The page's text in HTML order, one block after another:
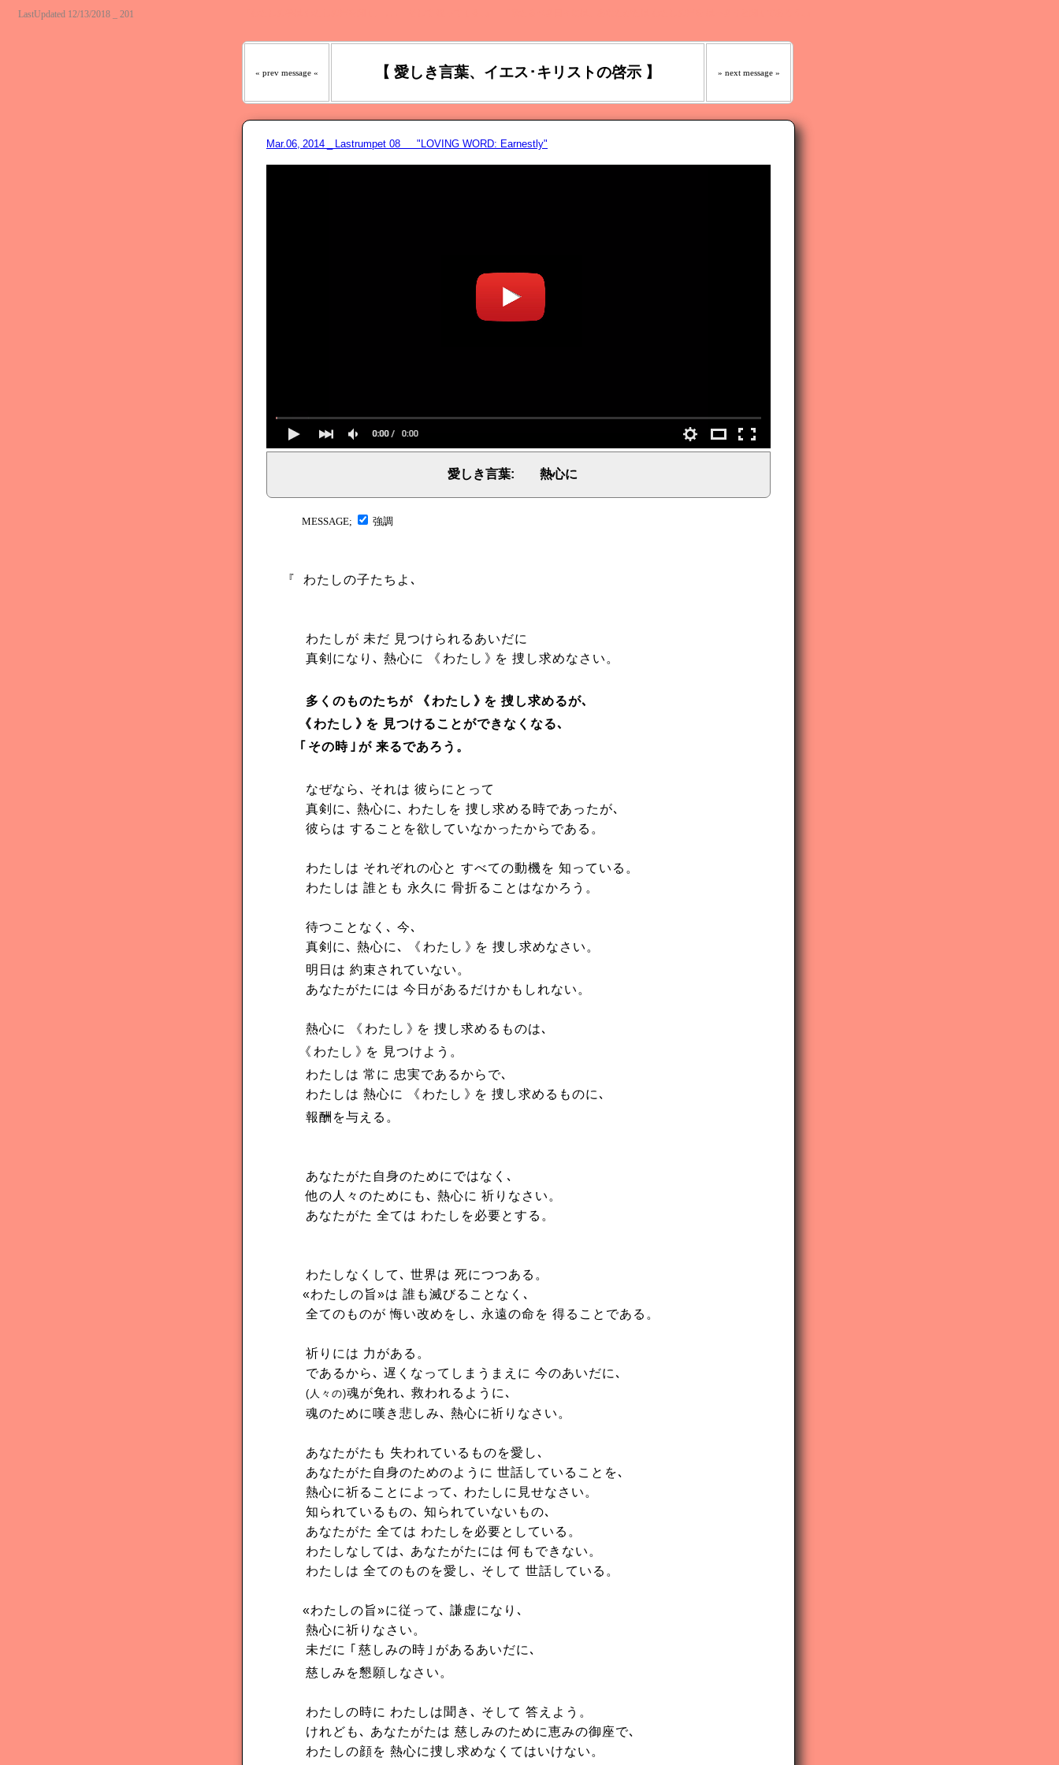
LastUpdated 12/13/2018 _ 201
« prev message « 【 愛しき言葉、イエス･キリストの啓示 】 » next message »
Mar.06, 2014 _ Lastrumpet 08 "LOVING WORD: Earnestly"
愛しき言葉: 熱心に
MESSAGE; 強調
『 わたしの子たちよ､
わたしが 未だ 見つけられるあいだに
真剣になり､ 熱心に 《 わたし 》を 捜し求めなさい。
多くのものたちが 《わたし 》を 捜し求めるが､
《わたし 》を 見つけることができなくなる､
｢ その時 ｣ が 来るであろう。
なぜなら､ それは 彼らにとって
真剣に､ 熱心に､ わたしを 捜し求める時であったが､
彼らは することを欲していなかったからである。
わたしは それぞれの心と すべての動機を 知っている。
わたしは 誰とも 永久に 骨折ることはなかろう。
待つことなく､ 今､
真剣に､ 熱心に､ 《 わたし 》を 捜し求めなさい。
明日は 約束されていない。
あなたがたには 今日があるだけかもしれない。
熱心に 《 わたし 》を 捜し求めるものは､
《 わたし 》を 見つけよう。
わたしは 常に 忠実であるからで､
わたしは 熱心に 《 わたし 》を 捜し求めるものに､
報酬を与える。
あなたがた自身のためにではなく､
他の人々のためにも､ 熱心に 祈りなさい。
あなたがた 全ては わたしを必要とする。
わたしなくして､ 世界は 死につつある。
«わたしの旨»は 誰も滅びることなく､
全てのものが 悔い改めをし､ 永遠の命を 得ることである。
祈りには 力がある。
であるから､ 遅くなってしまうまえに 今のあいだに､
(人々の)魂が免れ､ 救われるように､
魂のために嘆き悲しみ､ 熱心に祈りなさい。
あなたがたも 失われているものを愛し､
あなたがた自身のためのように 世話していることを､
熱心に祈ることによって､ わたしに見せなさい。
知られているもの､ 知られていないもの､
あなたがた 全ては わたしを必要としている。
わたしなしては､ あなたがたには 何もできない。
わたしは 全てのものを愛し､ そして 世話している。
«わたしの旨»に従って､ 謙虚になり､
熱心に祈りなさい。
未だに ｢ 慈しみの時 ｣ があるあいだに､
慈しみを懇願しなさい。
わたしの時に わたしは聞き､ そして 答えよう。
けれども､ あなたがたは 慈しみのために恵みの御座で､
わたしの顔を 熱心に捜し求めなくてはいけない。